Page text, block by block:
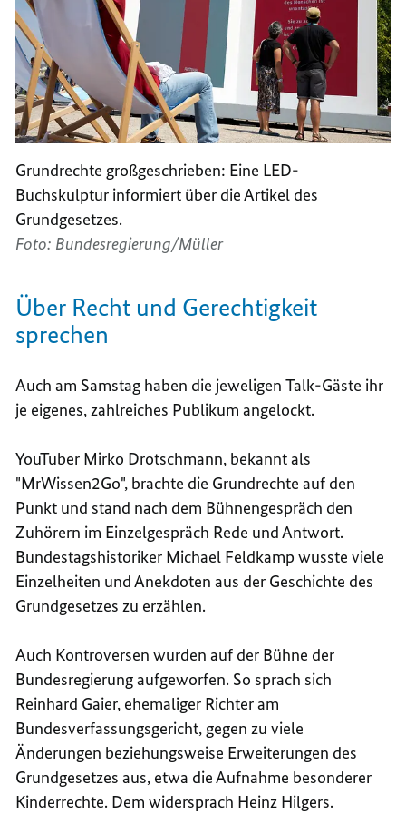
Grundrechte großgeschrieben: Eine LED-
Buchskulptur informiert über die Artikel des
Grundgesetzes.
Foto: Bundesregierung/Müller
Über Recht und Gerechtigkeit
sprechen
Auch am Samstag haben die jeweligenTalk-Gäste ihr
je eigenes, zahlreiches Publikum angelockt.
YouTuber Mirko Drotschmann, bekannt als
"MrWissen2Go", brachte die Grundrechte auf den
Punkt und stand nach dem Bühnengespräch den
Zuhörern im Einzelgespräch Rede und Antwort.
Bundestagshistoriker Michael Feldkamp wusste viele
Einzelheiten und Anekdoten aus der Geschichte des
Grundgesetzes zu erzählen.
Auch Kontroversen wurden auf der Bühne der
Bundesregierung aufgeworfen. So sprach sich
Reinhard Gaier, ehemaliger Richter am
Bundesverfassungsgericht, gegen zu viele
Änderungen beziehungsweise Erweiterungen des
Grundgesetzes aus, etwa die Aufnahme besonderer
Kinderrechte. Dem widersprach Heinz Hilgers.